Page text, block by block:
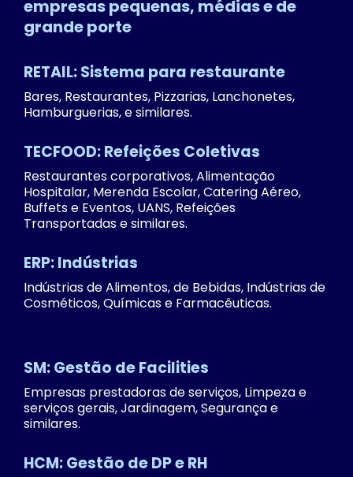
empresas pequenas, médias e de
grande porte
RETAIL: Sistema para restaurante
Bares, Restaurantes, Pizzarias, Lanchonetes,
Hamburguerias, e similares.
TECFOOD: Refeições Coletivas
Restaurantes corporativos, Alimentação
Hospitalar, Merenda Escolar, Catering Aéreo,
Buffets e Eventos, UANS, Refeições
Transportadas e similares.
ERP: Indústrias
Indústrias de Alimentos, de Bebidas, Indústrias de
Cosméticos, Químicas e Farmacêuticas.
SM: Gestão de Facilities
Empresas prestadoras de serviços, Limpeza e
serviços gerais, Jardinagem, Segurança e
similares.
HCM: Gestão de DP e RH